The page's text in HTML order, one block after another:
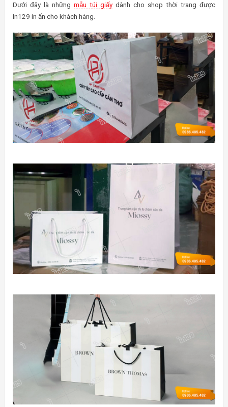
Dưới đây là những mẫu túi giấy dành cho shop thời trang được
In129 in ấn cho khách hàng.